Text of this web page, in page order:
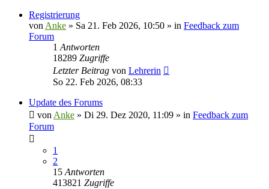
Registrierung
von Anke » Sa 21. Feb 2026, 10:50 » in Feedback zum
Forum
1 Antworten
18289 Zugriffe
Letzter Beitrag von Lehrerin
So 22. Feb 2026, 08:33
Update des Forums
von Anke » Di 29. Dez 2020, 11:09 » in Feedback zum
Forum
1
2
15 Antworten
413821 Zugriffe